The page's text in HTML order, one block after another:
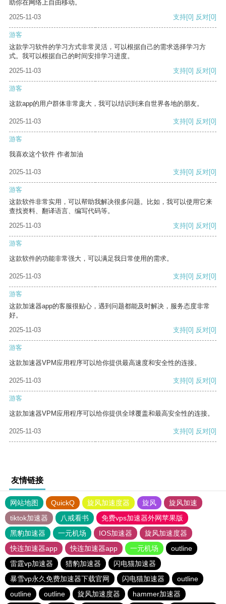
助你在网络上自由移动。
2025-11-03
支持[0] 反对[0]
游客
这款学习软件的学习方式非常灵活，可以根据自己的需求选择学习方
式。我可以根据自己的时间安排学习进度。
2025-11-03
支持[0] 反对[0]
游客
这款app的用户群体非常庞大，我可以结识到来自世界各地的朋友。
2025-11-03 支持[0] 反对[0]
游客
我喜欢这个软件 作者加油
2025-11-03 支持[0] 反对[0]
游客
这款软件非常实用，可以帮助我解决很多问题。比如，我可以使用它来
查找资料、翻译语言、编写代码等。
2025-11-03
支持[0] 反对[0]
游客
这款软件的功能非常强大，可以满足我日常使用的需求。
2025-11-03 支持[0] 反对[0]
游客
这款加速器app的客服很贴心，遇到问题都能及时解决，服务态度非常
好。
2025-11-03
支持[0] 反对[0]
游客
这款加速器VPM应用程序可以给你提供最高速度和安全性的连接。
2025-11-03 支持[0] 反对[0]
游客
这款加速器VPM应用程序可以给你提供全球覆盖和最高安全性的连接。
2025-11-03 支持[0] 反对[0]
友情链接
网站地图 QuickQ 旋风加速度器 旋风
旋风加速
tiktok加速器
八戒看书
免费vps加速器外网苹果版
黑豹加速器
一元机场 IOS加速器
旋风加速度器
快连加速器app
快连加速器app 一元机场
outline
雷霆vp加速器
猎豹加速器
闪电猫加速器
暴雪vp永久免费加速器下载官网
闪电猫加速器
outline
outline
outline 旋风加速度器 hammer加速器